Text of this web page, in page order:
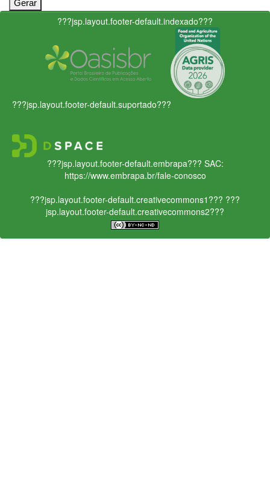
???jsp.layout.footer-default.indexado???
???jsp.layout.footer-default.suportado???
???jsp.layout.footer-default.embrapa??? SAC:
https://www.embrapa.br/fale-conosco
???jsp.layout.footer-default.creativecommons1??? ???
jsp.layout.footer-default.creativecommons2???